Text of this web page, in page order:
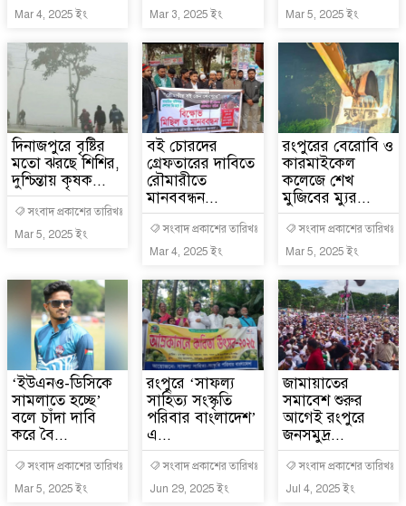
Mar 4, 2025 ইং
Mar 3, 2025 ইং
Mar 5, 2025 ইং
দিনাজপুরে বৃষ্টির
মতো ঝরছে শিশির,
দুশ্চিন্তায় কৃষক...
সংবাদ প্রকাশের তারিখঃ
Mar 5, 2025 ইং
বই চোরদের
গ্রেফতারের দাবিতে
রৌমারীতে
মানববন্ধন...
সংবাদ প্রকাশের তারিখঃ
Mar 4, 2025 ইং
রংপুরের বেরোবি ও
কারমাইকেল
কলেজে শেখ
মুজিবের ম্যুর...
সংবাদ প্রকাশের তারিখঃ
Mar 5, 2025 ইং
‘ইউএনও-ডিসিকে
সামলাতে হচ্ছে’
বলে চাঁদা দাবি
করে বৈ...
সংবাদ প্রকাশের তারিখঃ
Mar 5, 2025 ইং
রংপুরে ‘সাফল্য
সাহিত্য সংস্কৃতি
পরিবার বাংলাদেশ’
এ...
সংবাদ প্রকাশের তারিখঃ
Jun 29, 2025 ইং
জামায়াতের
সমাবেশ শুরুর
আগেই রংপুরে
জনসমুদ্র...
সংবাদ প্রকাশের তারিখঃ
Jul 4, 2025 ইং